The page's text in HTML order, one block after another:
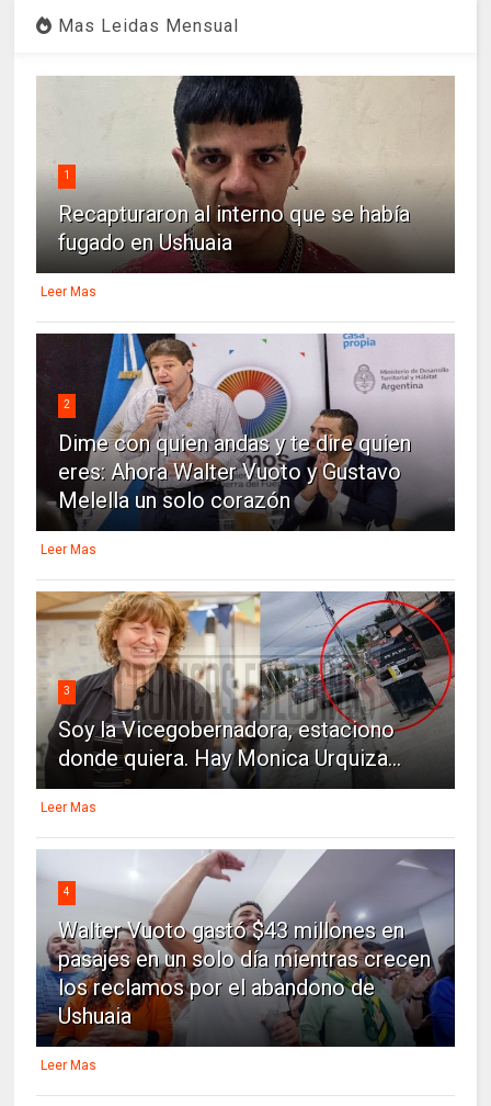
Mas Leidas Mensual
1
Recapturaron al interno que se había
fugado en Ushuaia
Leer Mas
2
Dime con quien andas y te dire quien
eres: Ahora Walter Vuoto y Gustavo
Melella un solo corazón
Leer Mas
3
Soy la Vicegobernadora, estaciono
donde quiera. Hay Monica Urquiza...
Leer Mas
4
Walter Vuoto gastó $43 millones en
pasajes en un solo día mientras crecen
los reclamos por el abandono de
Ushuaia
Leer Mas